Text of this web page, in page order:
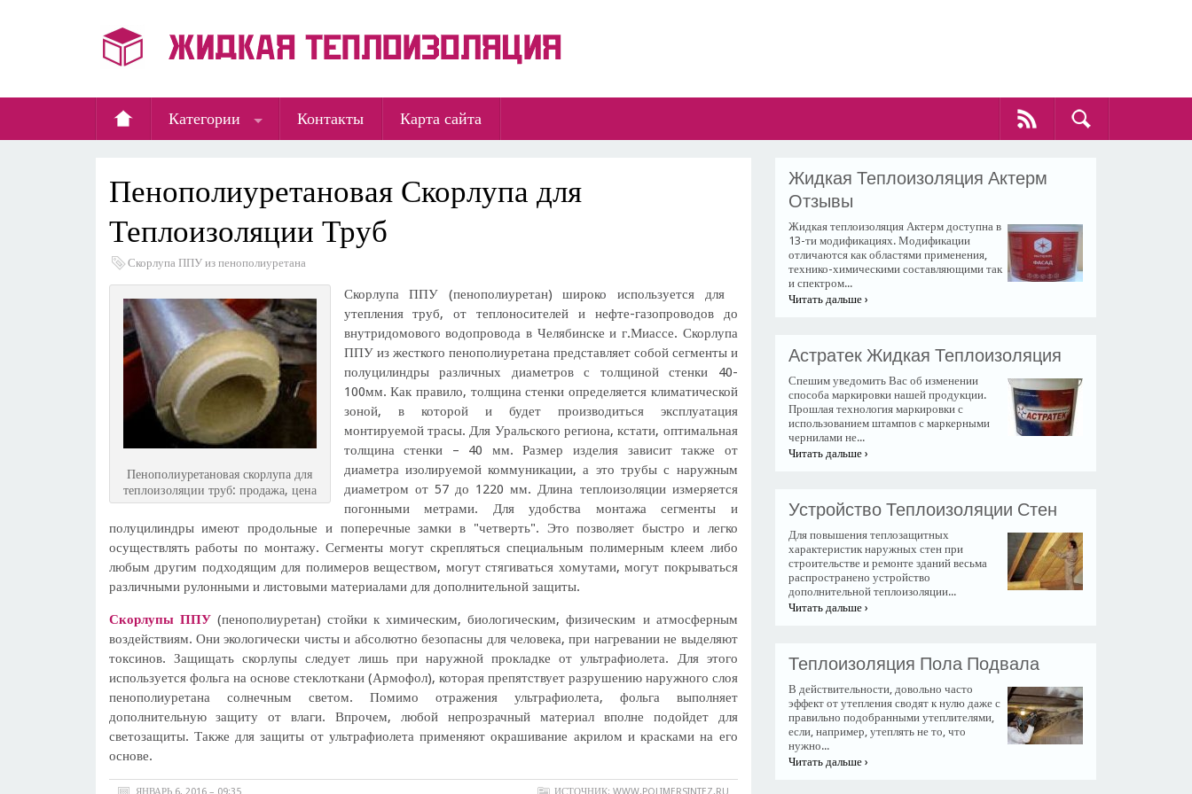
Категории Контакты Карта сайта
Пенополиуретановая Скорлупа для
Теплоизоляции Труб
Скорлупа ППУ из пенополиуретана
Пенополиуретановая скорлупа для
теплоизоляции труб: продажа, цена
Скорлупа ППУ (пенополиуретан) широко используется для
утепления труб, от теплоносителей и нефте-газопроводов до
внутридомового водопровода в Челябинске и г.Миассе. Скорлупа
ППУ из жесткого пенополиуретана представляет собой сегменты и
полуцилиндры различных диаметров с толщиной стенки 40-
100мм. Как правило, толщина стенки определяется климатической
зоной, в которой и будет производиться эксплуатация
монтируемой трасы. Для Уральского региона, кстати, оптимальная
толщина стенки – 40 мм. Размер изделия зависит также от
диаметра изолируемой коммуникации, а это трубы с наружным
диаметром от 57 до 1220 мм. Длина теплоизоляции измеряется
погонными метрами. Для удобства монтажа сегменты и
полуцилиндры имеют продольные и поперечные замки в "четверть". Это позволяет быстро и легко
осуществлять работы по монтажу. Сегменты могут скрепляться специальным полимерным клеем либо
любым другим подходящим для полимеров веществом, могут стягиваться хомутами, могут покрываться
различными рулонными и листовыми материалами для дополнительной защиты.
Скорлупы ППУ(пенополиуретан) стойки к химическим, биологическим, физическим и атмосферным
воздействиям. Они экологически чисты и абсолютно безопасны для человека, при нагревании не выделяют
токсинов. Защищать скорлупы следует лишь при наружной прокладке от ультрафиолета. Для этого
используется фольга на основе стеклоткани (Армофол), которая препятствует разрушению наружного слоя
пенополиуретана солнечным светом. Помимо отражения ультрафиолета, фольга выполняет
дополнительную защиту от влаги. Впрочем, любой непрозрачный материал вполне подойдет для
светозащиты. Также для защиты от ультрафиолета применяют окрашивание акрилом и красками на его
основе.
Жидкая Теплоизоляция Актерм
Отзывы
Жидкая теплоизоляция Актерм доступна в
13-ти модификациях. Модификации
отличаются как областями применения,
технико-химическими составляющими так
и спектром...
Читать дальше ›
Астратек Жидкая Теплоизоляция
Спешим уведомить Вас об изменении
способа маркировки нашей продукции.
Прошлая технология маркировки с
использованием штампов с маркерными
чернилами не...
Читать дальше ›
Устройство Теплоизоляции Стен
Для повышения теплозащитных
характеристик наружных стен при
строительстве и ремонте зданий весьма
распространено устройство
дополнительной теплоизоляции...
Читать дальше ›
Теплоизоляция Пола Подвала
В действительности, довольно часто
эффект от утепления сводят к нулю даже с
правильно подобранными утеплителями,
если, например, утеплять не то, что
нужно...
Читать дальше ›